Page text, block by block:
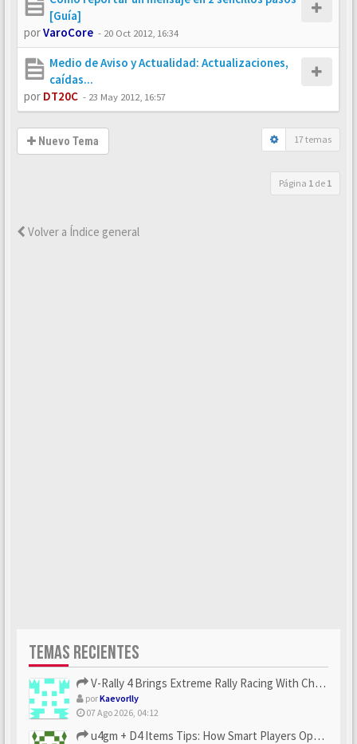
[Guía]
porVaroCore - 20 Oct 2012, 16:34
Medio de Aviso y Actualidad: Actualizaciones,
caídas...
por DT20C - 23 May 2012, 16:57
Nuevo Tema 17 temas
Página 1 de 1
Volver a Índice general
TEMAS RECIENTES
V-Rally 4 Brings Extreme Rally Racing With Challenging Track...
porKaevorlly
07 Ago 2026, 04:12
u4gm + D4 Items Tips: How Smart Players Optimize Gear, Build...